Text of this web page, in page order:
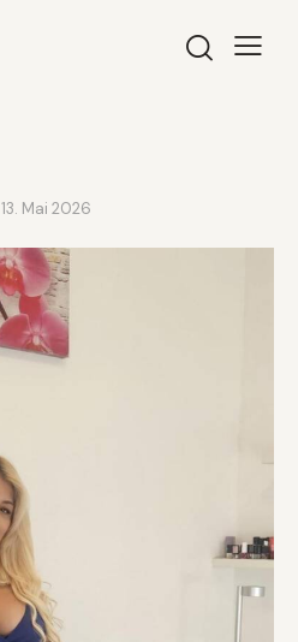
13. Mai 2026